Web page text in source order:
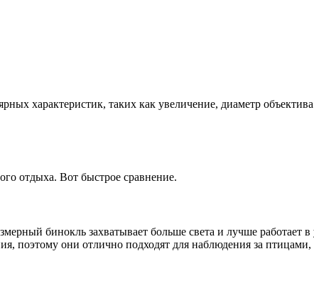
отдыха. Вот быстрое сравнение.
бинокль захватывает больше света и лучше работает в
поэтому они отлично подходят для наблюдения за